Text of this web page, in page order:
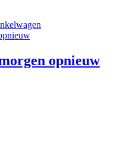
opnieuw